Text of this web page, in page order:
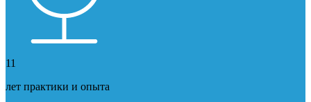
11
лет практики и опыта